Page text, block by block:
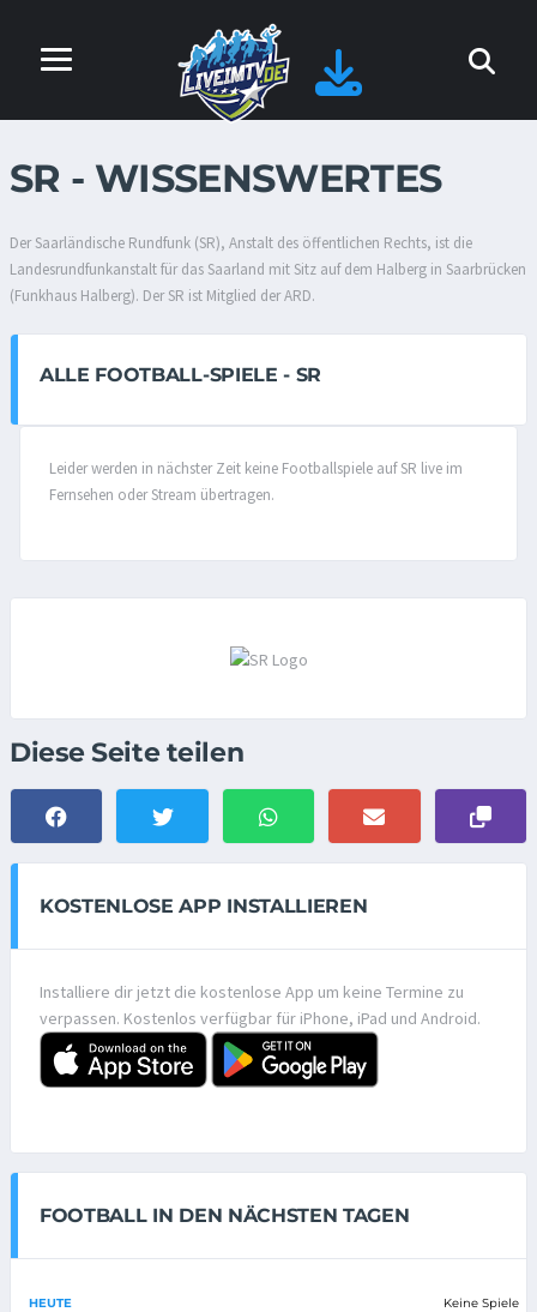
SR - WISSENSWERTES
Der Saarländische Rundfunk (SR), Anstalt des öffentlichen Rechts, ist die
Landesrundfunkanstalt für das Saarland mit Sitz auf dem Halberg in Saarbrücken
(Funkhaus Halberg). Der SR ist Mitglied der ARD.
ALLE FOOTBALL-SPIELE - SR
Leider werden in nächster Zeit keine Footballspiele auf SR live im
Fernsehen oder Stream übertragen.
Diese Seite teilen
KOSTENLOSE APP INSTALLIEREN
Installiere dir jetzt die kostenlose App um keine Termine zu
verpassen. Kostenlos verfügbar für iPhone, iPad und Android.
FOOTBALL IN DEN NÄCHSTEN TAGEN
HEUTE Keine Spiele